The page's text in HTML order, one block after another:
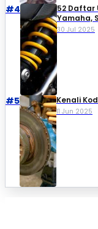
#4
52 Daftar
Yamaha,
30 Jul 2025
#5 Kenali
11 Jun 2025